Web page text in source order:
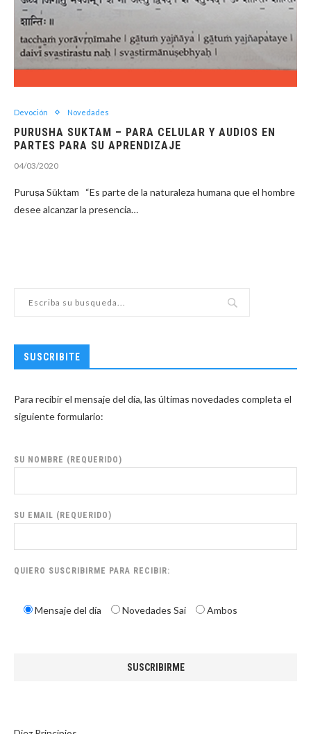
Devoción Novedades
PURUSHA SUKTAM – PARA CELULAR Y AUDIOS EN
PARTES PARA SU APRENDIZAJE
04/03/2020
Puruṣa Sūktam “Es parte de la naturaleza humana que el hombre
desee alcanzar la presencia…
SUSCRIBITE
Para recibir el mensaje del día, las últimas novedades completa el
siguiente formulario:
SU NOMBRE (REQUERIDO)
SU EMAIL (REQUERIDO)
QUIERO SUSCRIBIRME PARA RECIBIR:
Mensaje del día Novedades Sai Ambos